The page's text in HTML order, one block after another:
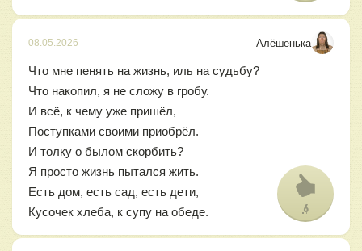
08.05.2026 Алёшенька
Что мне пенять на жизнь, иль на судьбу?
Что накопил, я не сложу в гробу.
И всё, к чему уже пришёл,
Поступками своими приобрёл.
И толку о былом скорбить?
Я просто жизнь пытался жить.
Есть дом, есть сад, есть дети,
Кусочек хлеба, к супу на обеде.
6